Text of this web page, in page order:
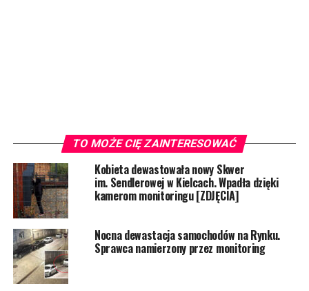
TO MOŻE CIĘ ZAINTERESOWAĆ
Kobieta dewastowała nowy Skwer
im. Sendlerowej w Kielcach. Wpadła dzięki
kamerom monitoringu [ZDJĘCIA]
Nocna dewastacja samochodów na Rynku.
Sprawca namierzony przez monitoring